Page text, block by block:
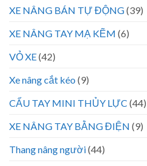
XE NÂNG BÁN TỰ ĐỘNG(39)
XE NÂNG TAY MẠ KẼM (6)
VỎ XE(42)
Xe nâng cắt kéo (9)
CẨU TAY MINI THỦY LỰC (44)
XE NÂNG TAY BẰNG ĐIỆN (9)
Thang nâng người(44)